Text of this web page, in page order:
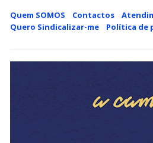
Skip
content
Quem SOMOS Contactos
Quero Sindicalizar-me
Política de